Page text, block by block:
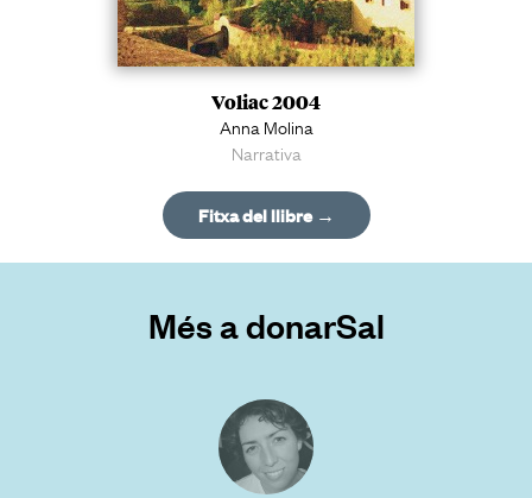
Voliac 2004
Anna Molina
Narrativa
Fitxa del llibre →
Més a donarSal